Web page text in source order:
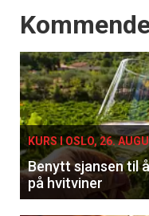
Events
KURS I OSLO, 26.
Benytt sjansen til
på hvitviner